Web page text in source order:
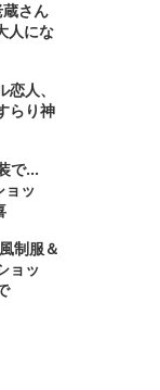
さん
人にな
人、
らり神
で...
ョッ
制服＆
ョッ